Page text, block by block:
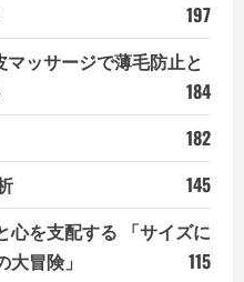
197
ッサージで薄毛防止と
184
182
145
心を支配する 「サイズに
冒険」
115